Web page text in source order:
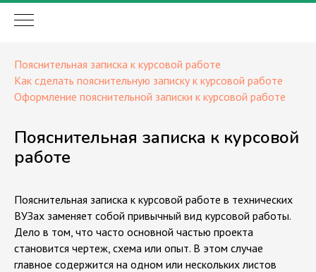
Пояснительная записка к курсовой работе
Как сделать пояснительную записку к курсовой работе
Оформление пояснительной записки к курсовой работе
Пояснительная записка к курсовой
работе
Пояснительная записка к курсовой работе в технических
ВУЗах заменяет собой привычный вид курсовой работы.
Дело в том, что часто основной частью проекта
становится чертеж, схема или опыт. В этом случае
главное содержится на одном или нескольких листов